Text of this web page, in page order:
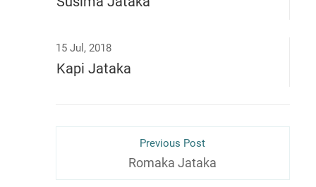
15 Jul, 2018
Kapi Jataka
Previous Post
Romaka Jataka